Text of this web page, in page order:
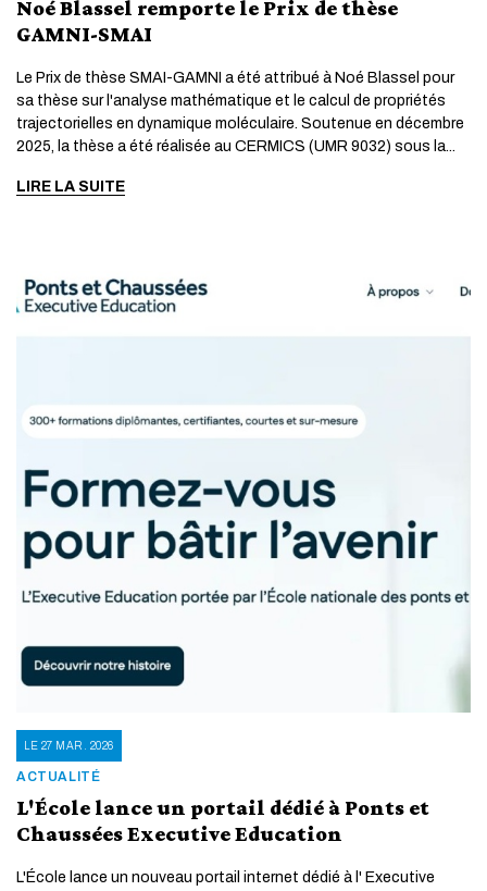
Noé Blassel remporte le Prix de thèse
GAMNI-SMAI
Le Prix de thèse SMAI-GAMNI a été attribué à Noé Blassel pour
sa thèse sur l'analyse mathématique et le calcul de propriétés
trajectorielles en dynamique moléculaire. Soutenue en décembre
2025, la thèse a été réalisée au CERMICS (UMR 9032) sous la...
LIRE LA SUITE
ACTUALITÉ
LE 27 MAR. 2026
L'École lance un portail dédié à Ponts et
Chaussées Executive Education
L'École lance un nouveau portail internet dédié à l' Executive